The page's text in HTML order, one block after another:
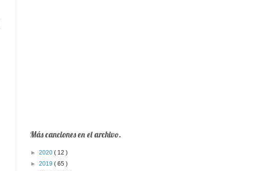
Más canciones en el archivo.
► 2020 ( 12 )
► 2019 ( 65 )